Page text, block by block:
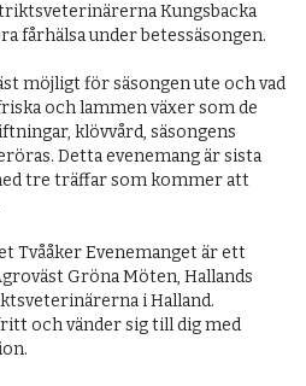
Kungsbacka
fårhälsa under betessäsongen.
möjligt för säsongen ute och vad
och lammen växer som de
klövvård, säsongens
Detta evenemang är sista
tre träffar som kommer att
Tvååker Evenemanget är ett
Gröna Möten, Hallands
i Halland.
och vänder sig till dig med